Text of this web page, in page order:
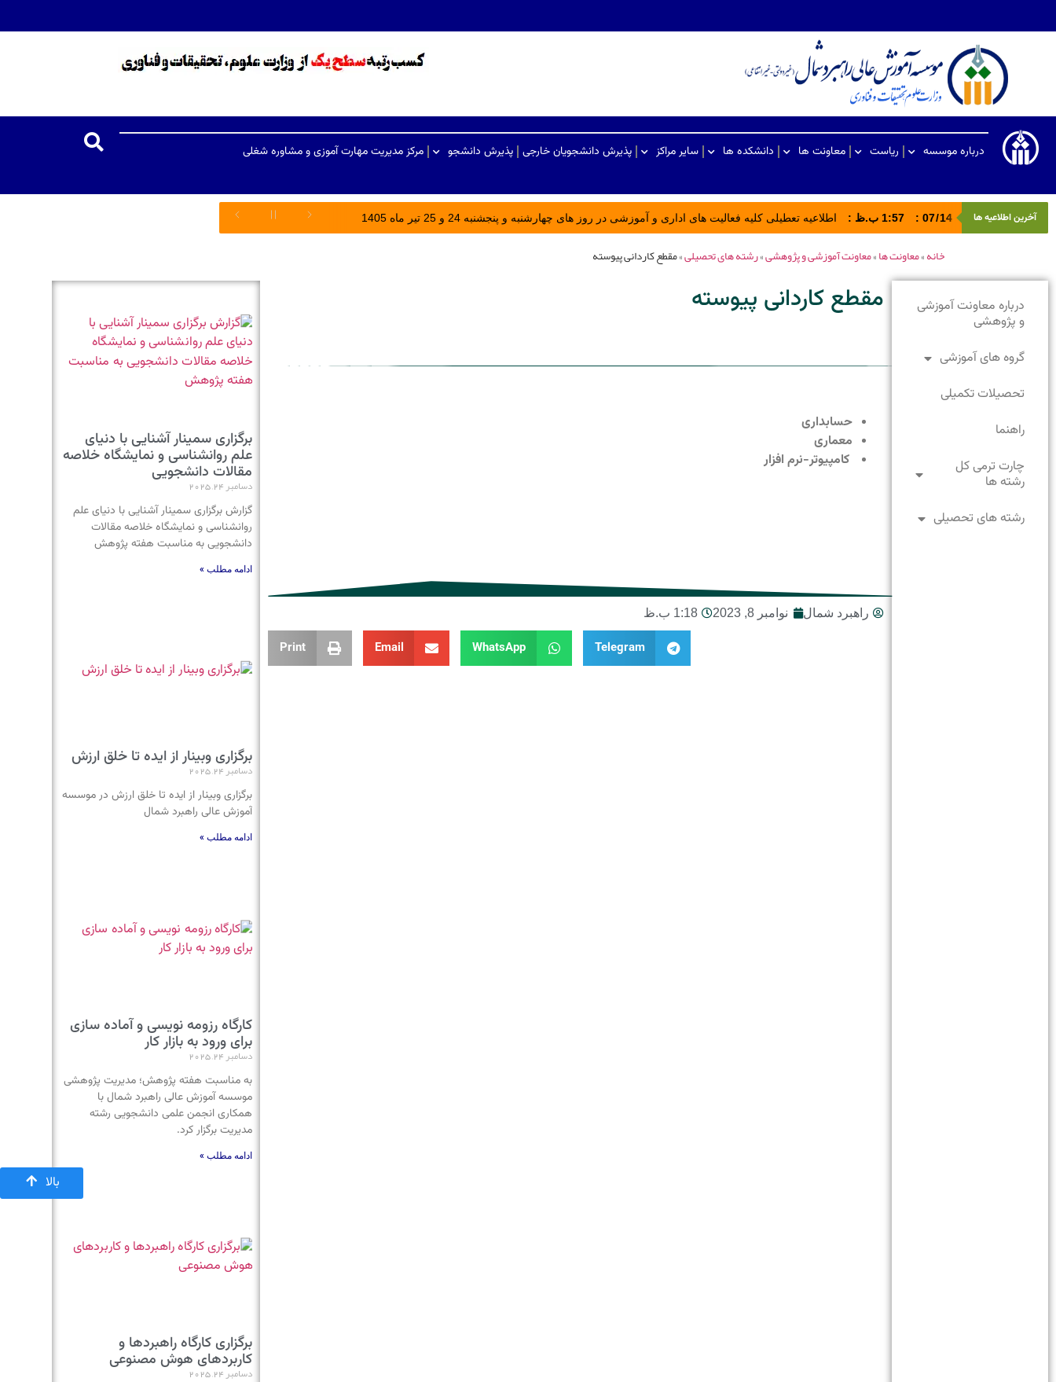
درباره موسسه ریاست معاونت ها دانشکده ها سایر مراکز پذیرش دانشجویان خارجی پذیرش دانشجو مرکز مدیریت مهارت آموزی و مشاوره شغلی
آخرین اطلاعیه ها 14
/
07
: 1:57 ب.ظ : اطلاعیه تعطیلی کلیه فعالیت های اداری و آموزشی در روز های چهارشنبه و پنجشنبه 24 و 25 تیر ماه 1405
خانه»معاونت ها»معاونت آموزشی و پژوهشی»رشته های تحصیلی»مقطع کاردانی پیوسته
درباره معاونت آموزشی
و پژوهشی
گروه های آموزشی
تحصیلات تکمیلی
راهنما
چارت ترمی کل
رشته ها
رشته های تحصیلی
مقطع کاردانی پیوسته
حسابداری
معماری
کامپیوتر-نرم افزار
راهبرد شمال نوامبر 8, 2023 1:18 ب.ظ
Telegram
WhatsApp
Email
Print
برگزاری سمینار آشنایی با دنیای
علم روانشناسی و نمایشگاه خلاصه
مقالات دانشجویی
دسامبر 24, 2025
گزارش برگزاری سمینار آشنایی با دنیای علم
روانشناسی و نمایشگاه خلاصه مقالات
دانشجویی به مناسبت هفته پژوهش
ادامه مطلب »
برگزاری وبینار از ایده تا خلق ارزش
دسامبر 24, 2025
برگزاری وبینار از ایده تا خلق ارزش در موسسه
آموزش عالی راهبرد شمال
ادامه مطلب »
کارگاه رزومه نویسی و آماده سازی
برای ورود به بازار کار
دسامبر 24, 2025
به مناسبت هفته پژوهش؛ مدیریت پژوهشی
موسسه آموزش عالی راهبرد شمال با
همکاری انجمن علمی دانشجویی رشته
مدیریت برگزار کرد.
ادامه مطلب »
برگزاری کارگاه راهبردها و
کاربردهای هوش مصنوعی
دسامبر 24, 2025
بالا